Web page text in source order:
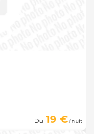
Du 19 €/ nuit